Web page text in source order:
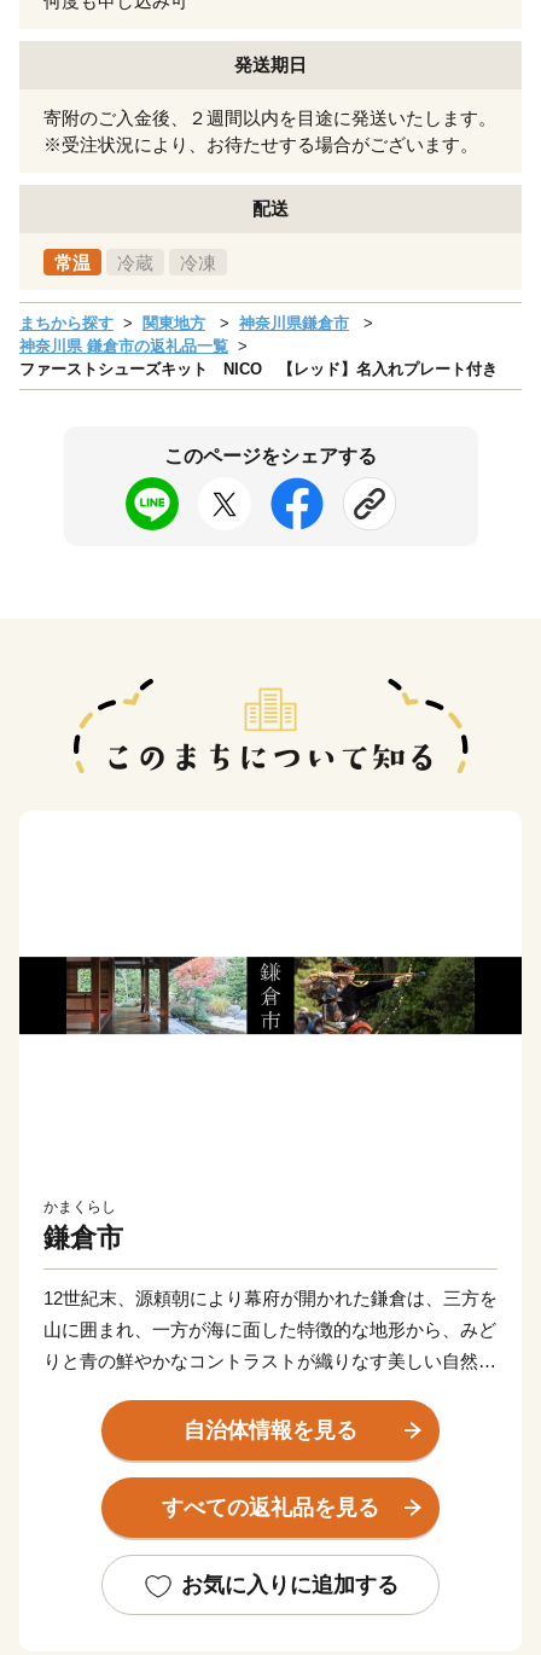
発送期日
寄附のご入金後、２週間以内を目途に発送いたします。
※受注状況により、お待たせする場合がございます。
配送
常温 冷蔵 冷凍
まちから探す 関東地方
神奈川県鎌倉市
神奈川県 鎌倉市の返礼品一覧
ファーストシューズキット NICO 【レッド】名入れプレート付き
このページをシェアする
かまくらし
鎌倉市
12世紀末、源頼朝により幕府が開かれた鎌倉は、三方を
山に囲まれ、一方が海に面した特徴的な地形から、みど
りと青の鮮やかなコントラストが織りなす美しい自然景
そして、今も残る多くの神社仏閣などの歴史的遺産は、
長い年月のなかで守り続けられ、今日でも中世の社会を
支えた繁栄の歴史と華やかな文化を現在に伝えていま
鎌倉市では、先人たちから受け継いだ美しい自然景観や
自治体情報を見る
すべての返礼品を見る
お気に入りに追加する